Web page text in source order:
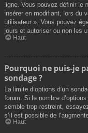
ligne. Vous pouvez définir le
insérer en modifiant, lors du
utilisateur ». Vous pouvez
jours et autoriser ou non les
Haut
Pourquoi ne puis-je
sondage ?
La limite d’options d’un
forum. Si le nombre
semble trop restreint,
s’il est possible de
Haut